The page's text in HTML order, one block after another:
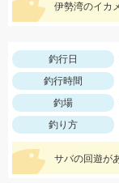
釣行日
釣行時間
釣場
釣り方